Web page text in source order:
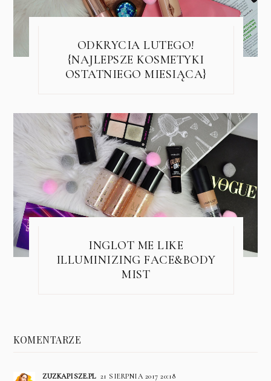
ODKRYCIA LUTEGO!
{NAJLEPSZE KOSMETYKI
OSTATNIEGO MIESIĄCA}
INGLOT ME LIKE
ILLUMINIZING FACE&BODY
MIST
KOMENTARZE
ZUZKAPISZE.PL 21 SIERPNIA 2017 20:18